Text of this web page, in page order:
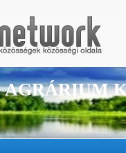
AGRÁRIUM